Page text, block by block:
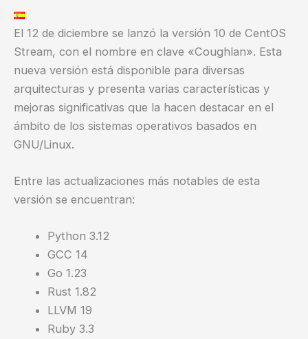
El 12 de diciembre se lanzó la versión 10 de CentOS
Stream, con el nombre en clave «Coughlan». Esta
nueva versión está disponible para diversas
arquitecturas y presenta varias características y
mejoras significativas que la hacen destacar en el
ámbito de los sistemas operativos basados en
GNU/Linux.
Entre las actualizaciones más notables de esta
versión se encuentran:
Python 3.12
GCC 14
Go 1.23
Rust 1.82
LLVM 19
Ruby 3.3